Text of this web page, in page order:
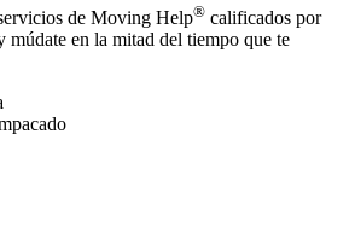
de Moving Help® calificados por
múdate en la mitad del tiempo que te